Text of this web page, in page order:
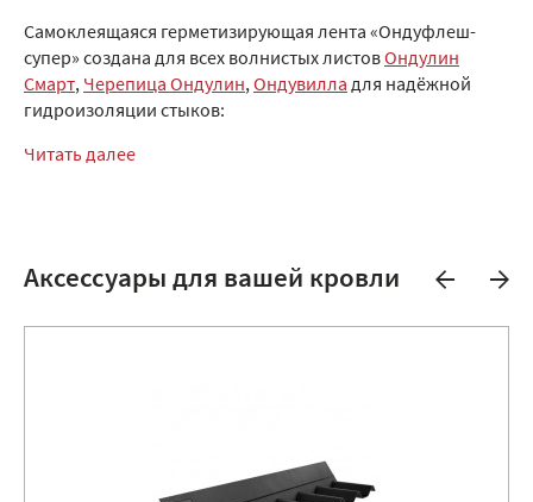
Самоклеящаяся герметизирующая лента «Ондуфлеш-
супер» создана для всех волнистых листовОндулин
Смарт, Черепица Ондулин,Ондувилла для надёжной
гидроизоляции стыков:
Читать далее
Аксессуары для вашей кровли